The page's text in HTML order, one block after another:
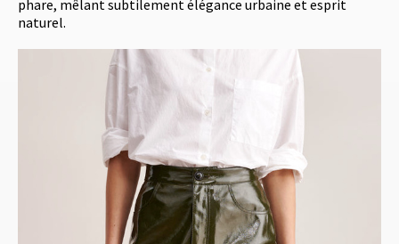
phare, mêlant subtilement élégance urbaine et esprit
naturel.